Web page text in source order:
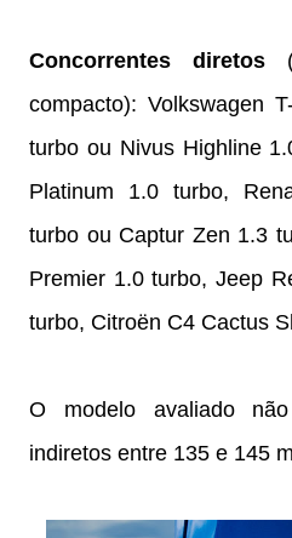
Concorrentes diretos
compacto): Volkswagen
turbo ou Nivus Highline
Platinum 1.0 turbo,
turbo ou Captur Zen 1.3
Premier 1.0 turbo, Jeep
turbo, Citroën C4 Cactus
O modelo avaliado
indiretos entre 135 e 145